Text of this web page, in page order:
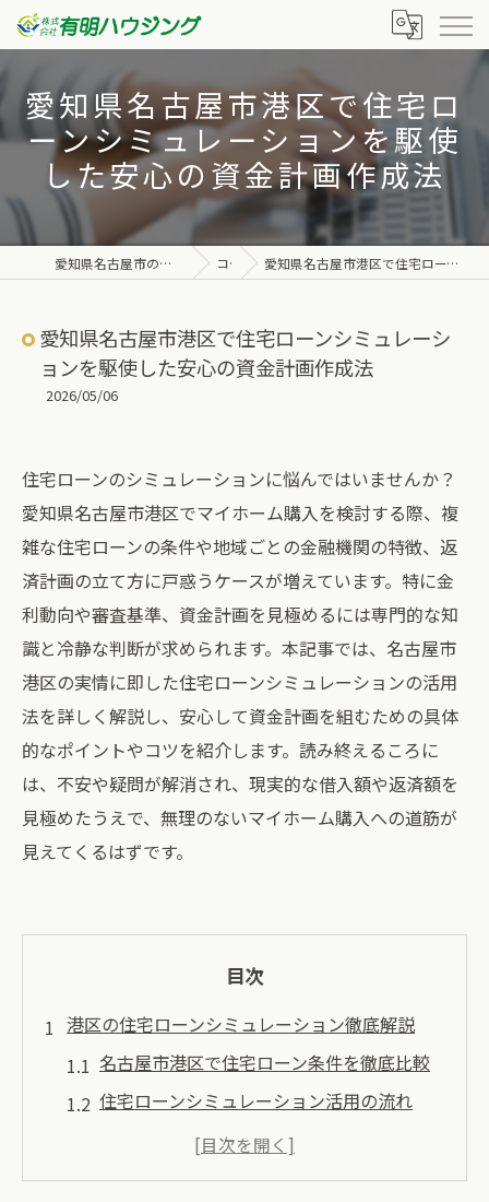
愛知県名古屋市港区で住宅ロ
ーンシミュレーションを駆使
した安心の資金計画作成法
愛知県名古屋市の不動産なら株式会社有明ハウジング コラム 愛知県名古屋市港区で住宅ローンシミュレーションを駆使した安心の資金計画作成法
愛知県名古屋市港区で住宅ローンシミュレーシ
ョンを駆使した安心の資金計画作成法
2026/05/06
住宅ローンのシミュレーションに悩んではいませんか？
愛知県名古屋市港区でマイホーム購入を検討する際、複
雑な住宅ローンの条件や地域ごとの金融機関の特徴、返
済計画の立て方に戸惑うケースが増えています。特に金
利動向や審査基準、資金計画を見極めるには専門的な知
識と冷静な判断が求められます。本記事では、名古屋市
港区の実情に即した住宅ローンシミュレーションの活用
法を詳しく解説し、安心して資金計画を組むための具体
的なポイントやコツを紹介します。読み終えるころに
は、不安や疑問が解消され、現実的な借入額や返済額を
見極めたうえで、無理のないマイホーム購入への道筋が
見えてくるはずです。
目次
港区の住宅ローンシミュレーション徹底解説
名古屋市港区で住宅ローン条件を徹底比較
住宅ローンシミュレーション活用の流れ
金利や返済額の違いをシミュレーションで